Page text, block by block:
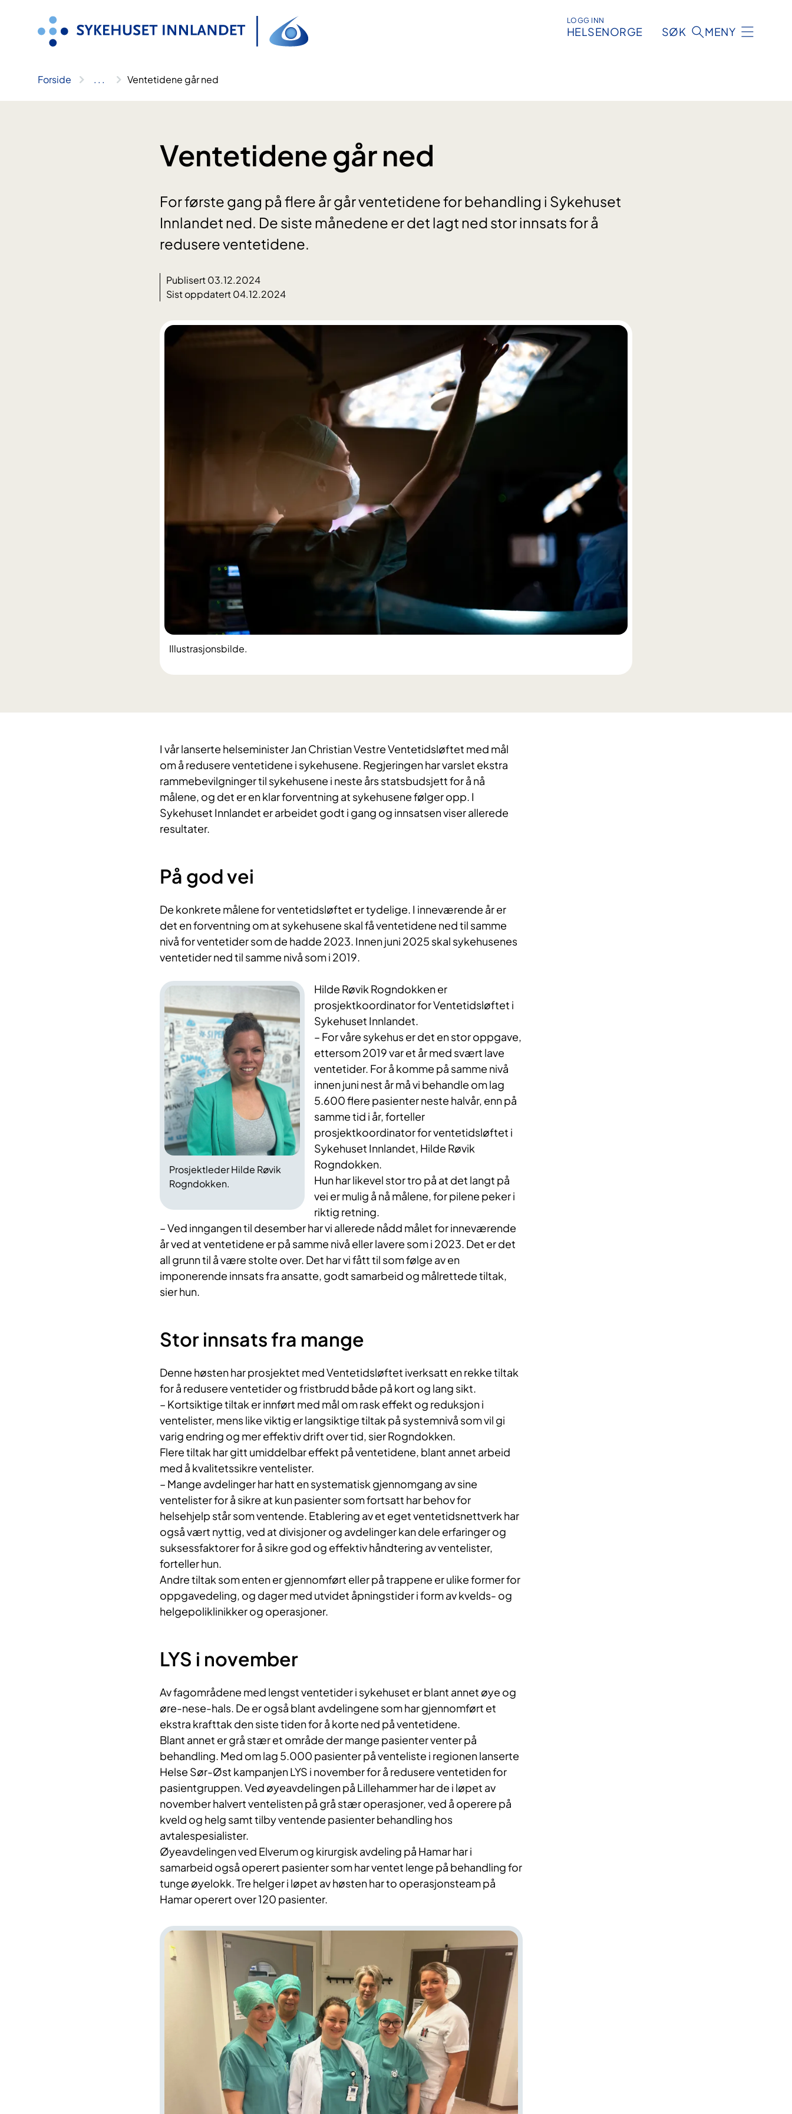
LOGG INN
HELSENORGE SØK MENY
Forside .. . Ventetidene går ned
Ventetidene går ned
For første gang på flere år går ventetidene for behandling i Sykehuset
Innlandet ned. De siste månedene er det lagt ned stor innsats for å
redusere ventetidene.
Publisert 03.12.2024
Sist oppdatert 04.12.2024
Illustrasjonsbilde.
​I vår lanserte helseminister Jan Christian Vestre Ventetidsløftet med mål
om å redusere ventetidene i sykehusene. Regjeringen har varslet ekstra
rammebevilgninger til sykehusene i neste års statsbudsjett for å nå
målene, og det er en klar forventning at sykehusene følger opp. I
Sykehuset Innlandet er arbeidet godt i gang og innsatsen viser allerede
resultater.
På god vei
De konkrete målene for ventetidsløftet er tydelige. I inneværende år er
det en forventning om at sykehusene skal få ventetidene ned til samme
nivå for ventetider som de hadde 2023. Innen juni 2025 skal sykehusenes
ventetider ned til samme nivå som i 2019.
Prosjektleder Hilde Røvik
Rogndokken.
Hilde Røvik Rogndokken er
prosjektkoordinator for Ventetidsløftet i
Sykehuset Innlandet.
– For våre sykehus er det en stor oppgave,
ettersom 2019 var et år med svært lave
ventetider. For å komme på samme nivå
innen juni nest år må vi behandle om lag
5.600 flere pasienter neste halvår, enn på
samme tid i år, forteller
prosjektkoordinator for ventetidsløftet i
Sykehuset Innlandet, Hilde Røvik
Rogndokken.
Hun har likevel stor tro på at det langt på
vei er mulig å nå målene, for pilene peker i
riktig retning.
– Ved inngangen til desember har vi allerede nådd målet for inneværende
år ved at ventetidene er på samme nivå eller lavere som i 2023. Det er det
all grunn til å være stolte over. Det har vi fått til som følge av en
imponerende innsats fra ansatte, godt samarbeid og målrettede tiltak,
sier hun.
Stor innsats fra mange
Denne høsten har prosjektet med Ventetidsløftet iverksatt en rekke tiltak
for å redusere ventetider og fristbrudd både på kort og lang sikt.
– Kortsiktige tiltak er innført med mål om rask effekt og reduksjon i
ventelister, mens like viktig er langsiktige tiltak på systemnivå som vil gi
varig endring og mer effektiv drift over tid, sier Rogndokken.
Flere tiltak har gitt umiddelbar effekt på ventetidene, blant annet arbeid
med å kvalitetssikre ventelister.
– Mange avdelinger har hatt en systematisk gjennomgang av sine
ventelister for å sikre at kun pasienter som fortsatt har behov for
helsehjelp står som ventende. Etablering av et eget ventetidsnettverk har
også vært nyttig, ved at divisjoner og avdelinger kan dele erfaringer og
suksessfaktorer for å sikre god og effektiv håndtering av ventelister,
forteller hun.
Andre tiltak som enten er gjennomført eller på trappene er ulike former for
oppgavedeling, og dager med utvidet åpningstider i form av kvelds- og
helgepoliklinikker og operasjoner.
LYS i november
Av fagområdene med lengst ventetider i sykehuset er blant annet øye og
øre-nese-hals. De er også blant avdelingene som har gjennomført et
ekstra krafttak den siste tiden for å korte ned på ventetidene.
Blant annet er grå stær et område der mange pasienter venter på
behandling. Med om lag 5.000 pasienter på venteliste i regionen lanserte
Helse Sør-Øst kampanjen LYS i november for å redusere ventetiden for
pasientgruppen. Ved øyeavdelingen på Lillehammer har de i løpet av
november halvert ventelisten på grå stær operasjoner, ved å operere på
kveld og helg samt tilby ventende pasienter behandling hos
avtalespesialister.
Øyeavdelingen ved Elverum og kirurgisk avdeling på Hamar har i
samarbeid også operert pasienter som har ventet lenge på behandling for
tunge øyelokk. Tre helger i løpet av høsten har to operasjonsteam på
Hamar operert over 120 pasienter.